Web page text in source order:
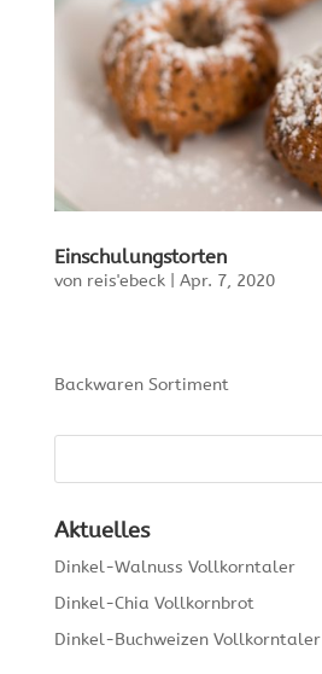
Einschulungstorten
von reis'ebeck| Apr. 7, 2020
Backwaren Sortiment
Aktuelles
Dinkel-Walnuss Vollkorntaler
Dinkel-Chia Vollkornbrot
Dinkel-Buchweizen Vollkorntaler